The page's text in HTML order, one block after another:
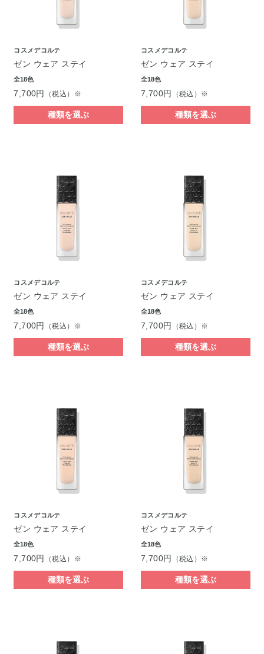
コスメデコルテ
ゼン ウェア ステイ
全18色
7,700円 （税込）※
種類を選ぶ
コスメデコルテ
ゼン ウェア ステイ
全18色
7,700円 （税込）※
種類を選ぶ
コスメデコルテ
ゼン ウェア ステイ
全18色
7,700円 （税込）※
種類を選ぶ
コスメデコルテ
ゼン ウェア ステイ
全18色
7,700円 （税込）※
種類を選ぶ
コスメデコルテ
ゼン ウェア ステイ
全18色
7,700円 （税込）※
種類を選ぶ
コスメデコルテ
ゼン ウェア ステイ
全18色
7,700円 （税込）※
種類を選ぶ